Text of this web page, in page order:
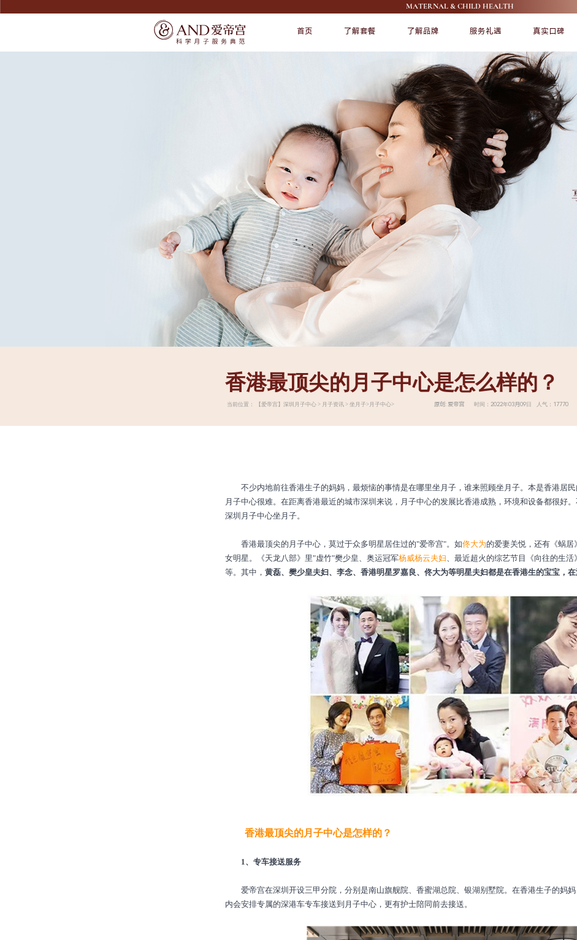
MATERNAL & CHILD HEALTH
真实口碑
服务礼遇
宠爱宝宝
了解品牌
了解爱帝宫
了解套餐
首页
香港最顶尖的月子中心是怎么样的？
当前位置： 【爱帝宫】深圳月子中心 > 月子资讯 >坐月子> 月子中心> 原创: 爱帝宫 时间：2022年03月09日 人气：17770
不少内地前往香港生子的妈妈，最烦恼的事情是在哪里坐月子，谁来照顾坐月子。本是香港居民
月子中心很难。在距离香港最近的城市深圳来说，月子中心的发展比香港成熟，环境和设备都很好
深圳月子中心坐月子。
香港最顶尖的月子中心，莫过于众多明星居住过的"爱帝宫"。如佟大为的爱妻关悦，还有《蜗居
女明星。《天龙八部》里"虚竹"樊少皇、奥运冠军杨威杨云夫妇、最近超火的综艺节目《向往的生活
等。其中，黄磊、樊少皇夫妇、李念、香港明星罗嘉良、佟大为等明星夫妇都是在香港生的宝宝，在
香港最顶尖的月子中心是怎样的？
1、专车接送服务
爱帝宫在深圳开设三甲分院，分别是南山旗舰院、香蜜湖总院、银湖别墅院。在香港生子的妈妈
内会安排专属的深港车专车接送到月子中心，更有护士陪同前去接送。